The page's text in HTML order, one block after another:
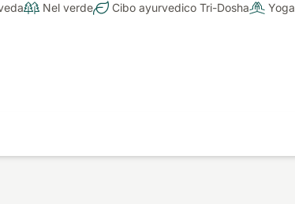
Nel verde Cibo ayurvedico Tri-Dosha
Yoga